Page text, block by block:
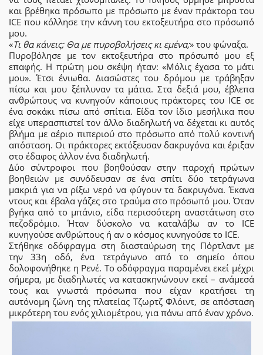
και βρέθηκα πρόσωπο με πρόσωπο με έναν πράκτορα του
ICE που κόλλησε την κάννη του εκτοξευτήρα στο πρόσωπό
μου.
«Τι θα κάνεις; Θα με πυροβολήσεις κι εμένα;» του φώναξα.
Πυροβόλησε με τον εκτοξευτήρα στο πρόσωπό μου εξ
επαφής. Η πρώτη μου σκέψη ήταν: «Μόλις έχασα το μάτι
μου». Έτσι ένιωθα. Διασώστες του δρόμου με τράβηξαν
πίσω και μου ξέπλυναν τα μάτια. Στα δεξιά μου, έβλεπα
ανθρώπους να κυνηγούν κάποιους πράκτορες του ICE σε
ένα σοκάκι πίσω από σπίτια. Είδα τον ίδιο μεσήλικα που
είχε υπερασπιστεί τον άλλο διαδηλωτή να δέχεται κι αυτός
βλήμα με αέριο πιπεριού στο πρόσωπο από πολύ κοντινή
απόσταση. Οι πράκτορες εκτόξευσαν δακρυγόνα και έριξαν
στο έδαφος άλλον ένα διαδηλωτή.
Δύο σύντροφοι που βοηθούσαν στην παροχή πρώτων
βοηθειών με συνόδευσαν σε ένα σπίτι δύο τετράγωνα
μακριά για να ρίξω νερό να φύγουν τα δακρυγόνα. Έκανα
ντους και έβαλα γάζες στο τραύμα στο πρόσωπό μου. Όταν
βγήκα από το μπάνιο, είδα περισσότερη αναστάτωση στο
πεζοδρόμιο. Ήταν δύσκολο να καταλάβω αν το ICE
κυνηγούσε ανθρώπους ή αν ο κόσμος κυνηγούσε το ICE.
Στήθηκε οδόφραγμα στη διασταύρωση της Πόρτλαντ με
την 33η οδό, ένα τετράγωνο από το σημείο όπου
δολοφονήθηκε η Ρενέ. Το οδόφραγμα παραμένει εκεί μέχρι
σήμερα, με διαδηλωτές να κατασκηνώνουν εκεί – ανάμεσά
τους και γνωστά πρόσωπα που είχαν κρατήσει τη
αυτόνομη ζώνη της πλατείας Τζωρτζ Φλόιντ, σε απόσταση
μικρότερη του ενός χιλιομέτρου, για πάνω από έναν χρόνο.